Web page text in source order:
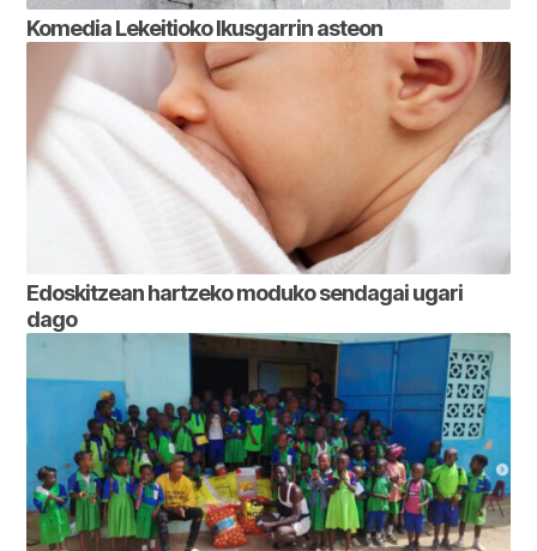
Komedia Lekeitioko Ikusgarrin asteon
Edoskitzean hartzeko moduko sendagai ugari
dago